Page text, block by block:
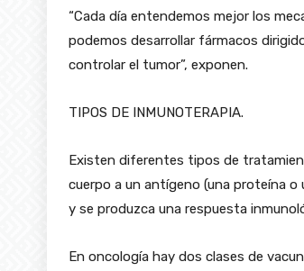
“Cada día entendemos mejor los
podemos desarrollar fármacos
controlar el tumor”, exponen.
TIPOS DE INMUNOTERAPIA.
Existen diferentes tipos de
cuerpo a un antígeno (una proteína
y se produzca una respuesta
En oncología hay dos clases de